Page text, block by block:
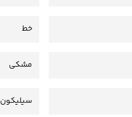
خط
مشکی
سیلیکون